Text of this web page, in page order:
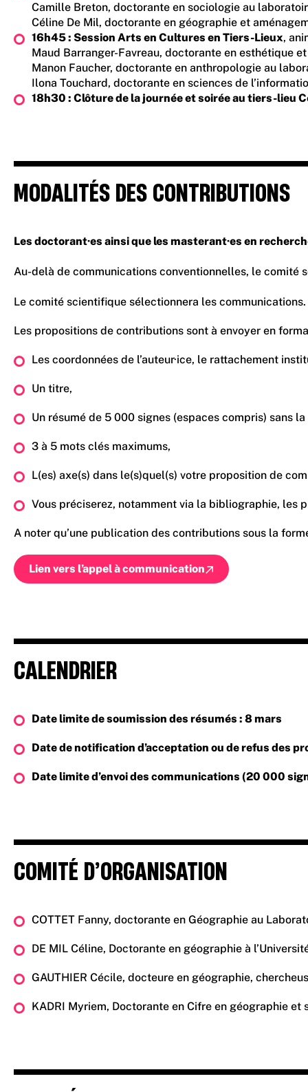
Camille Breton, doctorante en sociologie au
Céline De Mil, doctorante en géographie et
16h45 : Session Arts en Cultures en Tiers-Lieux,
Maud Barranger-Favreau, doctorante en esthétique
Manon Faucher, doctorante en anthropologie au
Ilona Touchard, doctorante en sciences de
18h30 : Clôture de la journée et soirée au tiers-lieu
MODALITÉS DES CONTRIBUTIONS
Les doctorant·es ainsi que les masterant·es en
Au-delà de communications conventionnelles, le comité
Le comité scientifique sélectionnera les
Les propositions de contributions sont à envoyer en
Les coordonnées de l’auteur·ice, le rattachement
Un titre,
Un résumé de 5 000 signes (espaces compris) sans
3 à 5 mots clés maximums,
L(es) axe(s) dans le(s)quel(s) votre proposition de
Vous préciserez, notamment via la bibliographie, les
A noter qu’une publication des contributions sous la
Lien vers l’appel à communication
CALENDRIER
Date limite de soumission des résumés : 8 mars
Date de notification d’acceptation ou de refus des
Date limite d’envoi des communications (20 000
COMITÉ D’ORGANISATION
COTTET Fanny, doctorante en Géographie au
DE MIL Céline, Doctorante en géographie à
GAUTHIER Cécile, docteure en géographie,
KADRI Myriem, Doctorante en Cifre en géographie et